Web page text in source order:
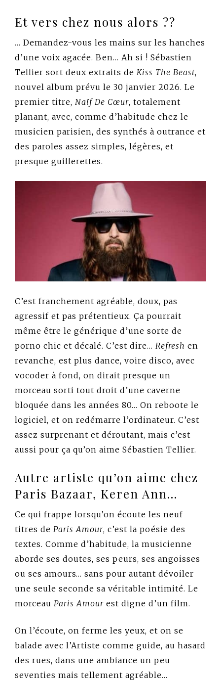
Et vers chez nous alors ??
… Demandez-vous les mains sur les hanches
d’une voix agacée. Ben… Ah si ! Sébastien
Tellier sort deux extraits de Kiss The Beast,
nouvel album prévu le 30 janvier 2026. Le
premier titre, Naïf De Cœur, totalement
planant, avec, comme d’habitude chez le
musicien parisien, des synthés à outrance et
des paroles assez simples, légères, et
presque guillerettes.
C’est franchement agréable, doux, pas
agressif et pas prétentieux. Ça pourrait
même être le générique d’une sorte de
porno chic et décalé. C’est dire… Refresh en
revanche, est plus dance, voire disco, avec
vocoder à fond, on dirait presque un
morceau sorti tout droit d’une caverne
bloquée dans les années 80… On reboote le
logiciel, et on redémarre l’ordinateur. C’est
assez surprenant et déroutant, mais c’est
aussi pour ça qu’on aime Sébastien Tellier.
Autre artiste qu’on aime chez
Paris Bazaar, Keren Ann…
Ce qui frappe lorsqu’on écoute les neuf
titres de Paris Amour, c’est la poésie des
textes. Comme d’habitude, la musicienne
aborde ses doutes, ses peurs, ses angoisses
ou ses amours… sans pour autant dévoiler
une seule seconde sa véritable intimité. Le
morceau Paris Amour est digne d’un film.
On l’écoute, on ferme les yeux, et on se
balade avec l’Artiste comme guide, au hasard
des rues, dans une ambiance un peu
seventies mais tellement agréable…